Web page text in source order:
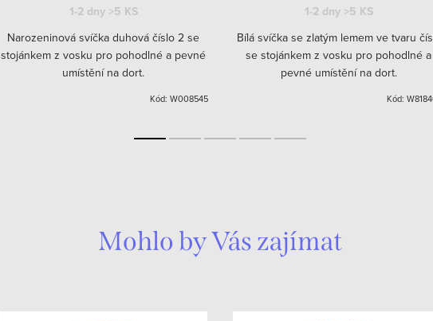
1-2 dny >5 KS
Narozeninová svíčka duhová číslo 2 se
stojánkem z vosku pro pohodlné a pevné
umístění na dort.
Kód: W008545
1-2 dny >5 KS
Bílá svíčka se zlatým lemem ve tvaru
se stojánkem z vosku pro pohodlné a
pevné umístění na dort.
Kód:
Mohlo by Vás zajímat